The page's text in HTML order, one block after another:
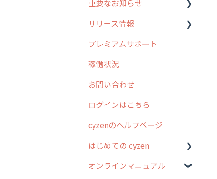
メンテナンス
外廻り営業
清掃
不動産
重要なお知らせ
過去の重要なお知らせ
障害情報
リリース情報
リリース
2026年のリリース情報
2025年のリリース情報
2024年のリリース情報
2023年のリリース情報
過去のリリース
2019年までのリリース情
プレミアムサポート
稼働状況
お問い合わせ
ログインはこちら
cyzenのヘルプページ
はじめての cyzen
0. はじめてのcyzenの使い
オンラインマニュアル